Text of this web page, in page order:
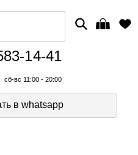
14-41
сб-вс 11:00 - 20:00
в whatsapp